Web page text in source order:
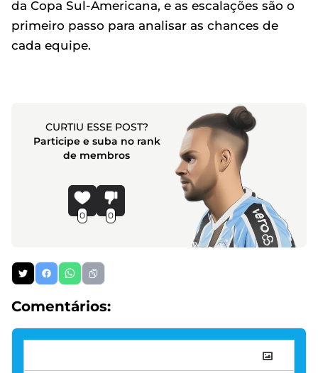
da Copa Sul-Americana, e as escalações são o
primeiro passo para analisar as chances de
cada equipe.
CURTIU ESSE POST?
Participe e suba no rank
de membros
0 0
Comentários: